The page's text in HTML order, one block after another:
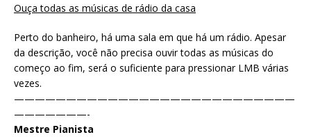
Ouça todas as músicas de rádio da casa
Perto do banheiro, há uma sala em que há um rádio. Apesar
da descrição, você não precisa ouvir todas as músicas do
começo ao fim, será o suficiente para pressionar LMB várias
vezes.
———————————————————————————
———————-
Mestre Pianista